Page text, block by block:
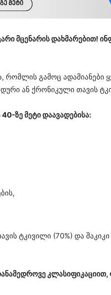
მცენარის დახმარებით!
რომლის გამოც ადამიანები
ან ქრონიკული თავის
ზე მეტი დაავადებისა:
ტკივილი (70%) და შაკიკი